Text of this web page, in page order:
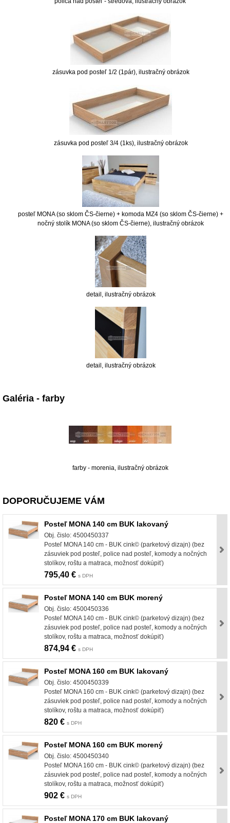
zásuvka pod posteľ 1/2 (1pár), ilustračný obrázok
zásuvka pod posteľ 3/4 (1ks), ilustračný obrázok
posteľ MONA (so sklom ČS-čierne) + komoda MZ4 (so sklom ČS-čierne) +
nočný stolík MONA (so sklom ČS-čierne), ilustračný obrázok
detail, ilustračný obrázok
detail, ilustračný obrázok
Galéria - farby
farby - morenia, ilustračný obrázok
DOPORUČUJEME VÁM
Posteľ MONA 140 cm BUK lakovaný
Obj. čislo: 4500450337
Posteľ MONA 140 cm - BUK cink© (parketový dizajn) (bez
zásuviek pod posteľ, police nad posteľ, komody a nočných
stolíkov, roštu a matraca, možnosť dokúpiť)
795,40 € s DPH
Posteľ MONA 140 cm BUK morený
Obj. čislo: 4500450336
Posteľ MONA 140 cm - BUK cink© (parketový dizajn) (bez
zásuviek pod posteľ, police nad posteľ, komody a nočných
stolíkov, roštu a matraca, možnosť dokúpiť)
874,94 € s DPH
Posteľ MONA 160 cm BUK lakovaný
Obj. čislo: 4500450339
Posteľ MONA 160 cm - BUK cink© (parketový dizajn) (bez
zásuviek pod posteľ, police nad posteľ, komody a nočných
stolíkov, roštu a matraca, možnosť dokúpiť)
820 € s DPH
Posteľ MONA 160 cm BUK morený
Obj. čislo: 4500450340
Posteľ MONA 160 cm - BUK cink© (parketový dizajn) (bez
zásuviek pod posteľ, police nad posteľ, komody a nočných
stolíkov, roštu a matraca, možnosť dokúpiť)
902 € s DPH
Posteľ MONA 170 cm BUK lakovaný